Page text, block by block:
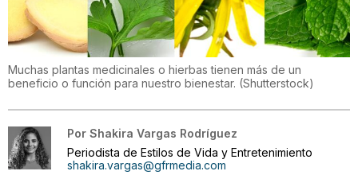
Muchas plantas medicinales o hierbas tienen más de un
beneficio o función para nuestro bienestar. (Shutterstock)
Por Shakira Vargas Rodríguez
Periodista de Estilos de Vida y Entretenimiento
shakira.vargas@gfrmedia.com